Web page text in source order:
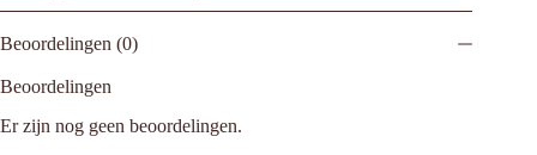
Beoordelingen (0)
Beoordelingen
Er zijn nog geen beoordelingen.